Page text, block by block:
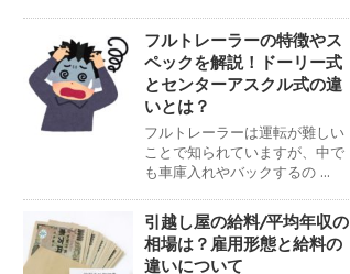
フルトレーラーの特徴やス
ペックを解説！ドーリー式
とセンターアスクル式の違
いとは？
フルトレーラーは運転が難しい
ことで知られていますが、中で
も車庫入れやバックするの ...
引越し屋の給料/平均年収の
相場は？雇用形態と給料の
違いについて